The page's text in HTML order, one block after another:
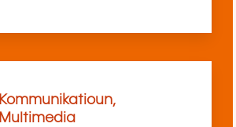
Kommunikatioun,
Multimedia